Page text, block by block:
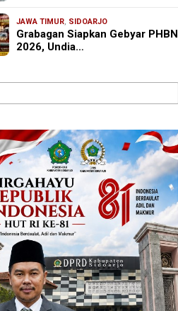
JAWA TIMUR, SIDOARJO
Grabagan Siapkan Gebyar PHBN
2026, Undia…